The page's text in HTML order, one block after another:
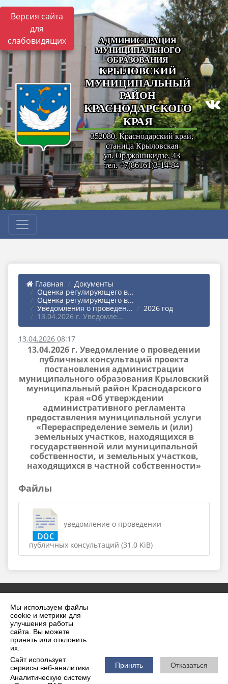
Мы используем файлы
cookie и метрики для
улучшения работы
сайта. Вы можете
принять или отклонить
их.
Сайт использует
сервисы веб-аналитики:
Аналитическую систему
Принять Отказаться
Версия сайта
для
слабовидящих
АДМИНИСТРАЦИЯ
МУНИЦИПАЛЬНОГО
ОБРАЗОВАНИЯ
КРЫЛОВСКИЙ
МУНИЦИПАЛЬНЫЙ
РАЙОН
КРАСНОДАРСКОГО
КРАЯ
352080, Краснодарский край,
станица Крыловская
ул. Орджоникидзе, 43
тел. +7(86161)3-14-84
Главная
Документы
Оценка регулирующего в...
Оценка регулирующего в...
Уведомления о проведен...
2026 год
13.04.2026 г. Уведомле...
13.04.2026 08:17
13.04.2026 г. Уведомление о проведении
публичных консультаций проекта
постановления администрации
муниципального образования Крыловский
муниципальный район Краснодарского
края «Об утверждении
административного регламента
предоставления муниципальной услуги
«Перераспределение земель и (или)
земельных участков, находящихся в
государственной или муниципальной
собственности, и земельных участков,
находящихся в частной собственности»
Файлы
уведомление о проведении
публичных консультаций (31.0 KiB)
2026 г. krilovskaya.ru
Вход
Карта сайта
Политика обработки персональных данных